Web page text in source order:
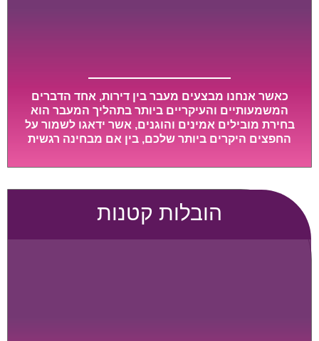
כאשר אנחנו מבצעים מעבר בין דירות, אחד הדברים
המשמעותיים והעיקריים ביותר בתהליך המעבר הוא
בחירת מובילים אמינים והוגנים, אשר ידאגו לשמור על
החפצים היקרים ביותר שלכם, בין אם מבחינה רגשית
וללא נזקים מיותרים, אשר תקל על תהליך המעבר כמה
הובלות קטנות